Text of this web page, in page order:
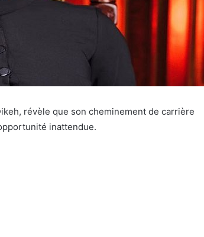
révèle que son cheminement de carrière
inattendue.